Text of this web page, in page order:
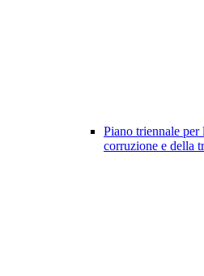
Piano triennale per
corruzione e della